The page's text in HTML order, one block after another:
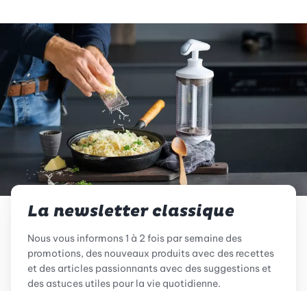
La newsletter classique
Nous vous informons 1 à 2 fois par semaine des
promotions, des nouveaux produits avec des recettes
et des articles passionnants avec des suggestions et
des astuces utiles pour la vie quotidienne.